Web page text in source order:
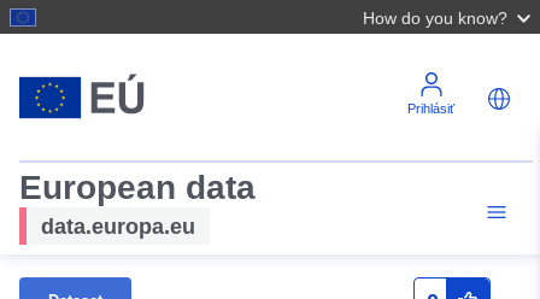
How do you know?
Prihlásiť
European data
data.europa.eu